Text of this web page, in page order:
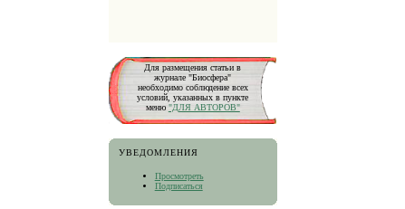
Для размещения статьи в
журнале "Биосфера"
необходимо соблюдение всех
условий, указанных в пункте
меню "ДЛЯ АВТОРОВ"
УВЕДОМЛЕНИЯ
Просмотреть
Подписаться